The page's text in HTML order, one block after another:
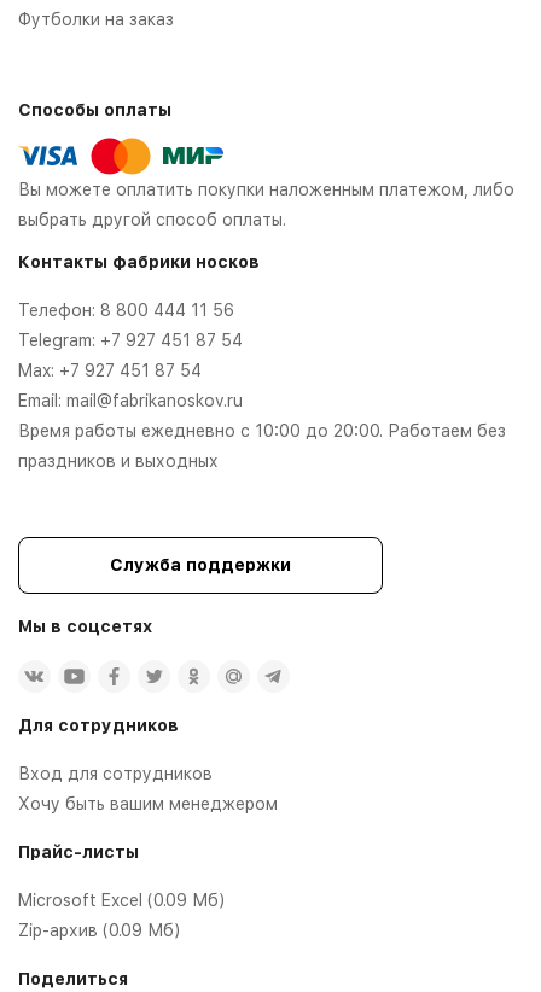
Футболки на заказ
Способы оплаты
Вы можете оплатить покупки наложенным платежом, либо
выбрать другой способ оплаты.
Контакты фабрики носков
Телефон: 8 800 444 11 56
Telegram: +7 927 451 87 54
Max: +7 927 451 87 54
Email: mail@fabrikanoskov.ru
Время работы ежедневно с 10:00 до 20:00. Работаем без
праздников и выходных
Служба поддержки
Мы в соцсетях
Для сотрудников
Вход для сотрудников
Хочу быть вашим менеджером
Прайс-листы
Microsoft Excel (0.09 Мб)
Zip-архив (0.09 Мб)
Поделиться